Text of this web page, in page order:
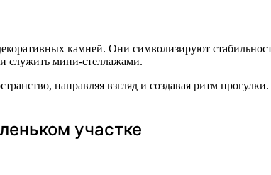
камней. Они символизируют
служить мини-стеллажами.
направляя взгляд и создавая ритм
участке